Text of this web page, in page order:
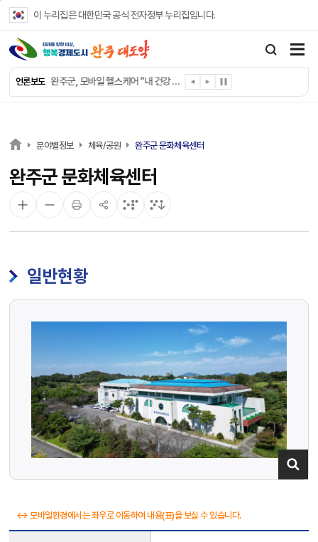
이 누리집은 대한민국 공식 전자정부 누리집입니다.
언론보도
완주군, ‘수의계약 총량제’ 개편 운영
완주군, 읍·면별 의료 환경 다각도 진단한다
완주군, 모바일 헬스케어 “내 건강 변화 직접 확인”
완주군 “여름휴가철 청소년 안전 지킨다”
㈜새눈, 완주군에 성금 1,000만 원 기탁
분야별정보 체육/공원 완주군 문화체육센터
완주군 문화체육센터
일반현황
↔ 모바일환경에서는 좌우로 이동하여 내용(표)을 보실 수 있습니다.